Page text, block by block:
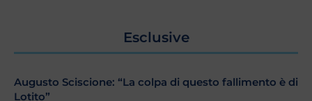
Esclusive
Augusto Sciscione: “La colpa di questo fallimento è di
Lotito”